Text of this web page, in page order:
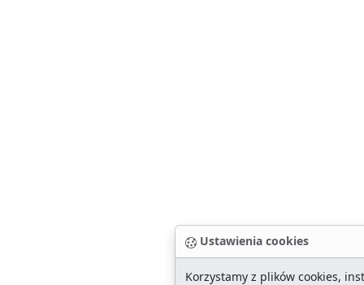
Ustawienia cookies
Korzystamy z plików cookies,